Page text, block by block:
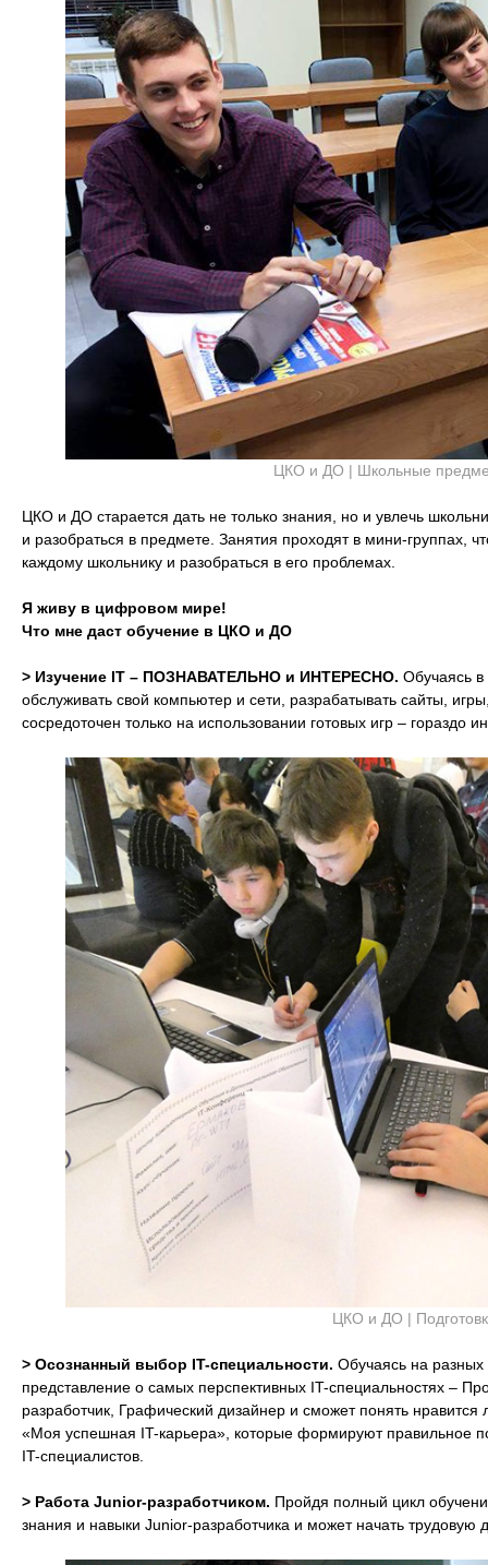
ЦКО и ДО | Школьные
ЦКО и ДО старается дать не только знания, но и увлечь
и разобраться в предмете. Занятия проходят в мини-группах,
каждому школьнику и разобраться в его проблемах.
Я живу в цифровом мире!
Что мне даст обучение в ЦКО и ДО
> Изучение IT – ПОЗНАВАТЕЛЬНО и ИНТЕРЕСНО. Обучаясь
обслуживать свой компьютер и сети, разрабатывать сайты,
сосредоточен только на использовании готовых игр – гораздо
ЦКО и ДО |
> Осознанный выбор IT-специальности. Обучаясь на
представление о самых перспективных IT-специальностях –
разработчик, Графический дизайнер и сможет понять
«Моя успешная IT-карьера», которые формируют правильное
IT-специалистов.
> Работа Junior-разработчиком. Пройдя полный цикл
знания и навыки Junior-разработчика и может начать трудовую